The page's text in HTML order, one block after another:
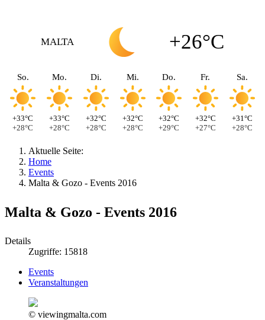
MALTA +26°C
So.
+33°C
+28°C
Mo.
+33°C
+28°C
Di.
+32°C
+28°C
Mi.
+32°C
+28°C
Do.
+32°C
+29°C
Fr.
+32°C
+27°C
Sa.
+31°C
+28°C
Aktuelle Seite:
Home
Events
Malta & Gozo - Events 2016
Malta & Gozo - Events 2016
Details
Zugriffe: 15818
Events
Veranstaltungen
© viewingmalta.com